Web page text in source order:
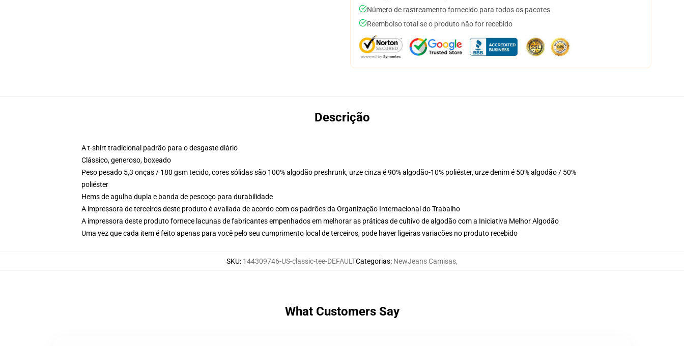
Número de rastreamento fornecido para todos os pacotes
Reembolso total se o produto não for recebido
Descrição
A t-shirt tradicional padrão para o desgaste diário
Clássico, generoso, boxeado
Peso pesado 5,3 onças / 180 gsm tecido, cores sólidas são 100% algodão preshrunk, urze cinza é 90% algodão-10% poliéster, urze denim é 50% algodão / 50%
poliéster
Hems de agulha dupla e banda de pescoço para durabilidade
A impressora de terceiros deste produto é avaliada de acordo com os padrões da Organização Internacional do Trabalho
A impressora deste produto fornece lacunas de fabricantes empenhados em melhorar as práticas de cultivo de algodão com a Iniciativa Melhor Algodão
Uma vez que cada item é feito apenas para você pelo seu cumprimento local de terceiros, pode haver ligeiras variações no produto recebido
SKU: 144309746-US-classic-tee-DEFAULTCategorias: NewJeans Camisas,
What Customers Say